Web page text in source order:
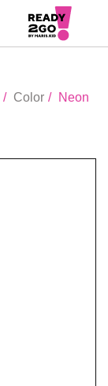
/ Color / Neon